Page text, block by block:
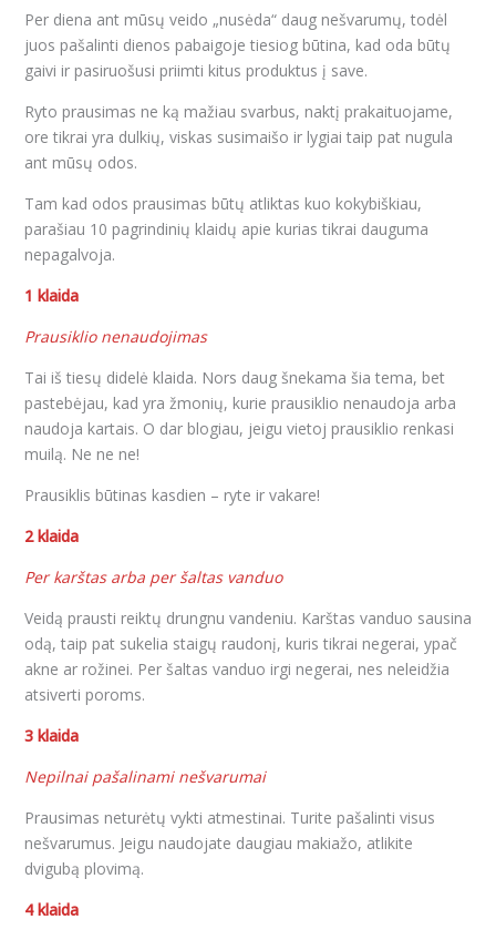
Per diena ant mūsų veido „nusėda“ daug nešvarumų, todėl
juos pašalinti dienos pabaigoje tiesiog būtina, kad oda būtų
gaivi ir pasiruošusi priimti kitus produktus į save.
Ryto prausimas ne ką mažiau svarbus, naktį prakaituojame,
ore tikrai yra dulkių, viskas susimaišo ir lygiai taip pat nugula
ant mūsų odos.
Tam kad odos prausimas būtų atliktas kuo kokybiškiau,
parašiau 10 pagrindinių klaidų apie kurias tikrai dauguma
nepagalvoja.
1 klaida
Prausiklio nenaudojimas
Tai iš tiesų didelė klaida. Nors daug šnekama šia tema, bet
pastebėjau, kad yra žmonių, kurie prausiklio nenaudoja arba
naudoja kartais. O dar blogiau, jeigu vietoj prausiklio renkasi
muilą. Ne ne ne!
Prausiklis būtinas kasdien – ryte ir vakare!
2 klaida
Per karštas arba per šaltas vanduo
Veidą prausti reiktų drungnu vandeniu. Karštas vanduo sausina
odą, taip pat sukelia staigų raudonį, kuris tikrai negerai, ypač
akne ar rožinei. Per šaltas vanduo irgi negerai, nes neleidžia
atsiverti poroms.
3 klaida
Nepilnai pašalinami nešvarumai
Prausimas neturėtų vykti atmestinai. Turite pašalinti visus
nešvarumus. Jeigu naudojate daugiau makiažo, atlikite
dvigubą plovimą.
4 klaida